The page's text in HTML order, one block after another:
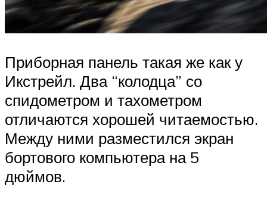
Приборная панель такая же как у
Икстрейл. Два “колодца” со
спидометром и тахометром
отличаются хорошей читаемостью.
Между ними разместился экран
бортового компьютера на 5
дюймов.